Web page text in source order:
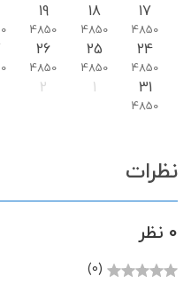
17
4850
18
4850
19
4850
24
4850
25
4850
26
4850
31
4850
1
2
نظرات
0 نظر
(0)